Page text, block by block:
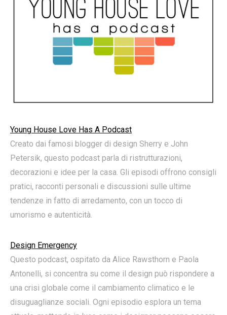
Young House Love Has A Podcast
Creato dai famosi blogger di design Sherry e John
Petersik, questo podcast parla di ristrutturazioni,
decorazioni e idee per la casa. Gli episodi offrono consigli
pratici, racconti personali e discussioni sulle ultime
tendenze in fatto di arredamento, con un tocco di
umorismo e autenticità.
Design Emergency
Questo podcast, ospitato da Alice Rawsthorn e Paola
Antonelli, si concentra su come il design può rispondere a
una crisi globale come il cambiamento climatico e le
disuguaglianze sociali. Ogni episodio esplora un tema